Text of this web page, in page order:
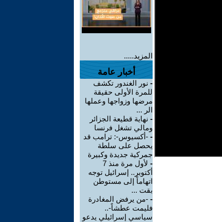
المزيد.....
أخبار عامة
- نور الغندور تكشف
للمرة الأولى حقيقة
مرضها وزواجها وعملها
الر ...
- نهاية قطيعة الجزائر
ومالي تشغل فرنسا
- -أكسيوس-: ترامب قد
يحصل على سلطة
جمركية جديدة وكبيرة
-
لأول مرة منذ 7
أكتوبر.. إسرائيل توجه
اتهاماً إلى مستوطن
بقت ...
- -من يرفض المغادرة
فليمت عطشاً-..
سياسي إسرائيلي يدعو